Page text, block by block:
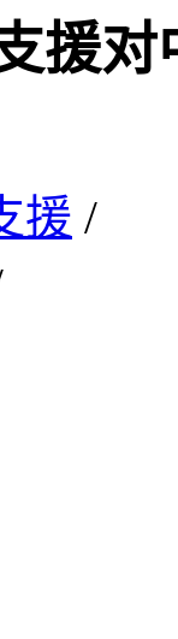
援对
援 /